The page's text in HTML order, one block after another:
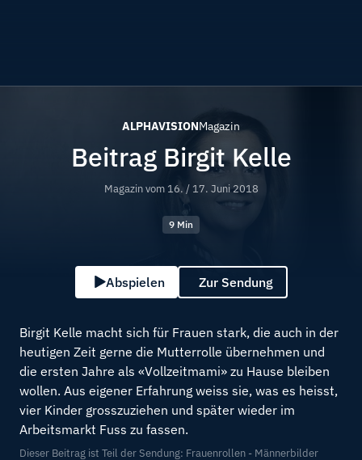
ALPHAVISIONMagazin
Beitrag Birgit Kelle
Magazin vom 16. / 17. Juni 2018
9 Min
Abspielen Zur Sendung
Birgit Kelle macht sich für Frauen stark, die auch in der
heutigen Zeit gerne die Mutterrolle übernehmen und
die ersten Jahre als «Vollzeitmami» zu Hause bleiben
wollen. Aus eigener Erfahrung weiss sie, was es heisst,
vier Kinder grosszuziehen und später wieder im
Arbeitsmarkt Fuss zu fassen.
Dieser Beitrag ist Teil der Sendung: Frauenrollen - Männerbilder